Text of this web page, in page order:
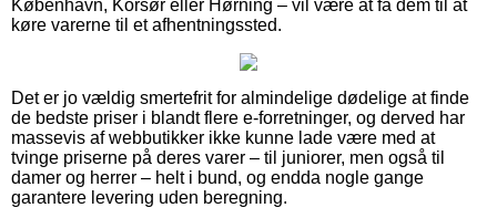
København, Korsør eller Hørning – vil være at få dem til at
køre varerne til et afhentningssted.
Det er jo vældig smertefrit for almindelige dødelige at finde
de bedste priser i blandt flere e-forretninger, og derved har
massevis af webbutikker ikke kunne lade være med at
tvinge priserne på deres varer – til juniorer, men også til
damer og herrer – helt i bund, og endda nogle gange
garantere levering uden beregning.